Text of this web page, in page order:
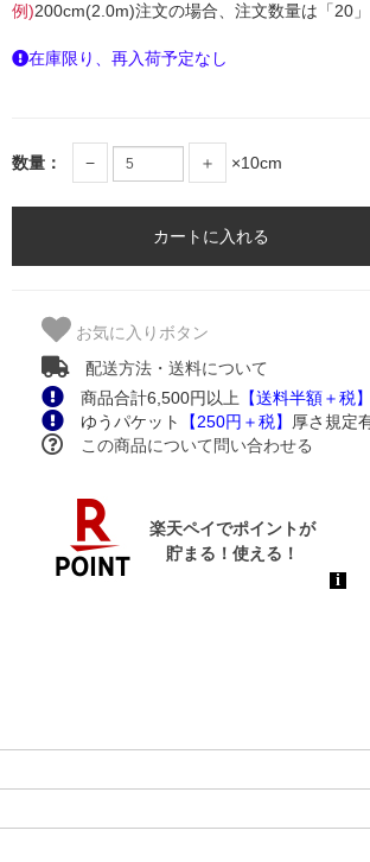
例)200cm(2.0m)注文の場合、注文数量は「20」
在庫限り、再入荷予定なし
数量： − ＋ ×10cm
お気に入りボタン
配送方法・送料について
商品合計6,500円以上
【送料半額＋税】
ゆうパケット
【250円＋税】
厚さ規定
この商品について問い合わせる